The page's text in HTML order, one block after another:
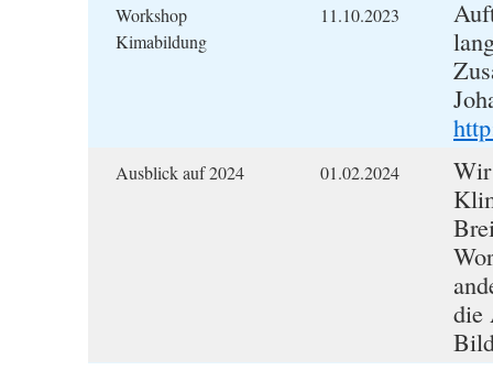
Workshop
Kimabildung
11.10.2023
Ausblick auf 2024 01.02.2024
Wir
die